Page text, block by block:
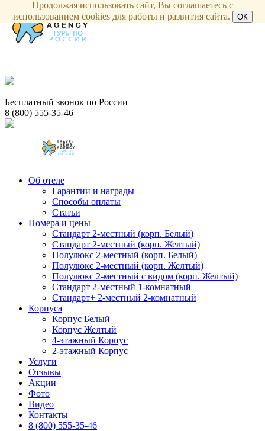
Бесплатный звонок по России
8 (800) 555-35-46
Об отеле
Гарантии и награды
Способы оплаты
Статьи
Номера и цены
Стандарт 2-местный (корп. Белый)
Стандарт 2-местный (корп. Желтый)
Полулюкс 2-местный (корп. Белый)
Полулюкс 2-местный (корп. Желтый)
Полулюкс 2-местный с видом (корп. Желтый)
Стандарт 2-местный 1-комнатный
Стандарт+ 2-местный 2-комнатный
Корпуса
Корпус Белый
Корпус Желтый
4-этажный Корпус
2-этажный Корпус
Услуги
Отзывы
Акции
Фото
Видео
Контакты
8 (800) 555-35-46
Продолжая использовать сайт, Вы соглашаетесь с
использованием cookies для работы и развития сайта.
ОК